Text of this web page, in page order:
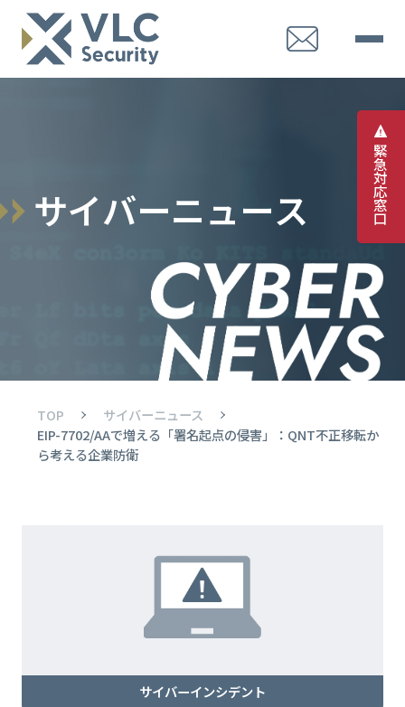
緊
急
対
応
窓
口
サイバーニュース
TOP
サイバーニュース
EIP-7702/AAで増える「署名起点の侵害」：QNT不正移転か
ら考える企業防衛
サイバーインシデント